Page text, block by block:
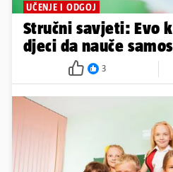
UČENJE I ODGOJ
Stručni savjeti: Evo
djeci da nauče
3